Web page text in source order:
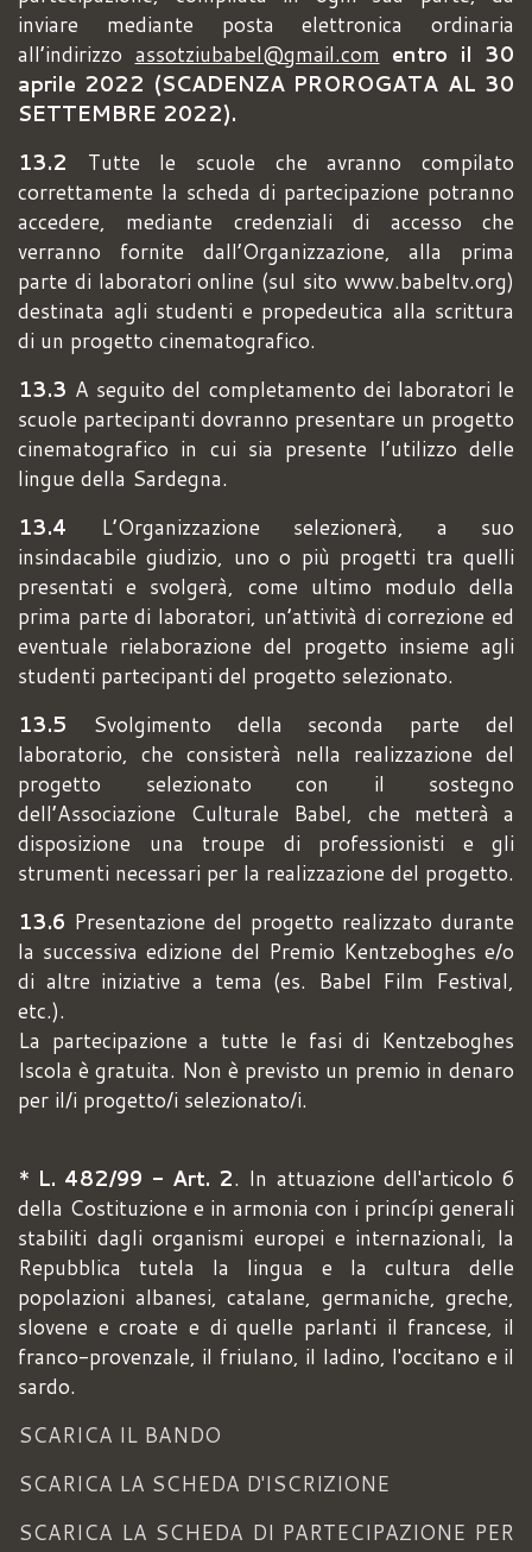
inviare mediante posta elettronica ordinaria
all’indirizzo assotziubabel@gmail.com entro il 30
aprile 2022 (SCADENZA PROROGATA AL 30
SETTEMBRE 2022).
13.2 Tutte le scuole che avranno compilato
correttamente la scheda di partecipazione potranno
accedere, mediante credenziali di accesso che
verranno fornite dall’Organizzazione, alla prima
parte di laboratori online (sul sito www.babeltv.org)
destinata agli studenti e propedeutica alla scrittura
di un progetto cinematografico.
13.3 A seguito del completamento dei laboratori le
scuole partecipanti dovranno presentare un progetto
cinematografico in cui sia presente l’utilizzo delle
lingue della Sardegna.
13.4 L’Organizzazione selezionerà, a suo
insindacabile giudizio, uno o più progetti tra quelli
presentati e svolgerà, come ultimo modulo della
prima parte di laboratori, un’attività di correzione ed
eventuale rielaborazione del progetto insieme agli
studenti partecipanti del progetto selezionato.
13.5 Svolgimento della seconda parte del
laboratorio, che consisterà nella realizzazione del
progetto selezionato con il sostegno
dell’Associazione Culturale Babel, che metterà a
disposizione una troupe di professionisti e gli
strumenti necessari per la realizzazione del progetto.
13.6 Presentazione del progetto realizzato durante
la successiva edizione del Premio Kentzeboghes e/o
di altre iniziative a tema (es. Babel Film Festival,
etc.).
La partecipazione a tutte le fasi di Kentzeboghes
Iscola è gratuita. Non è previsto un premio in denaro
per il/i progetto/i selezionato/i.
* L. 482/99 - Art. 2. In attuazione dell'articolo 6
della Costituzione e in armonia con i princípi generali
stabiliti dagli organismi europei e internazionali, la
Repubblica tutela la lingua e la cultura delle
popolazioni albanesi, catalane, germaniche, greche,
slovene e croate e di quelle parlanti il francese, il
franco-provenzale, il friulano, il ladino, l'occitano e il
sardo.
SCARICA IL BANDO
SCARICA LA SCHEDA D'ISCRIZIONE
SCARICA LA SCHEDA DI PARTECIPAZIONE PER